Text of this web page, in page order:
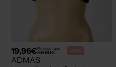
19,96€Prix boutique :
39,90€ -50%
ADMAS